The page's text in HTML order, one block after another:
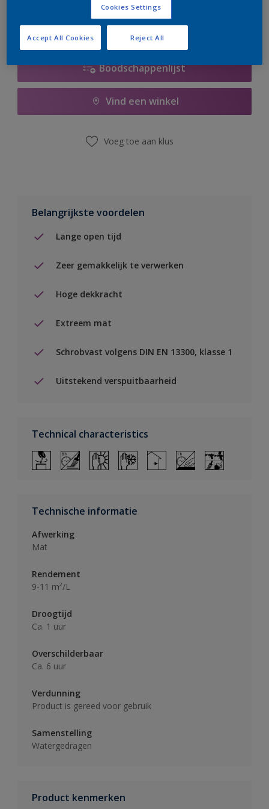
Boodschappenlijst
Vind een winkel
Voeg toe aan klus
Belangrijkste voordelen
Lange open tijd
Zeer gemakkelijk te verwerken
Hoge dekkracht
Extreem mat
Schrobvast volgens DIN EN 13300, klasse 1
Uitstekend verspuitbaarheid
Technical characteristics
Technische informatie
Afwerking
Mat
Rendement
9-11 m²/L
Droogtijd
Ca. 1 uur
Overschilderbaar
Ca. 6 uur
Verdunning
Product is gereed voor gebruik
Samenstelling
Watergedragen
Product kenmerken
Cookies Settings
Reject All
Accept All Cookies